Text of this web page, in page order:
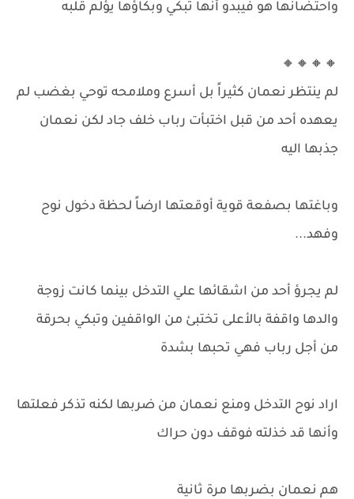
واحتضانها هو فيبدو أنها تبكي وبكاؤها يؤلم قلبه
🔸🔸🔸🔸
لم ينتظر نعمان كثيراً بل أسرع وملامحه توحي بغضب لم
يعهده أحد من قبل اختبأت رباب خلف جاد لكن نعمان
جذبها اليه
وباغتها بصفعة قوية أوقعتها ارضاً لحظة دخول نوح
وفهد...
لم يجرؤ أحد من اشقائها علي التدخل بينما كانت زوجة
والدها واقفة بالأعلى تختبئ من الواقفين وتبكي بحرقة
من أجل رباب فهي تحبها بشدة
اراد نوح التدخل ومنع نعمان من ضربها لكنه تذكر فعلتها
وأنها قد خذلته فوقف دون حراك
هم نعمان بضربها مرة ثانية